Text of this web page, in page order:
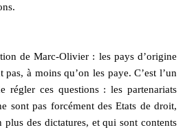
de Marc-Olivier : les pays d’origine
pas, à moins qu’on les paye. C’est l’un
régler ces questions : les partenariats
sont pas forcément des Etats de droit,
plus des dictatures, et qui sont contents